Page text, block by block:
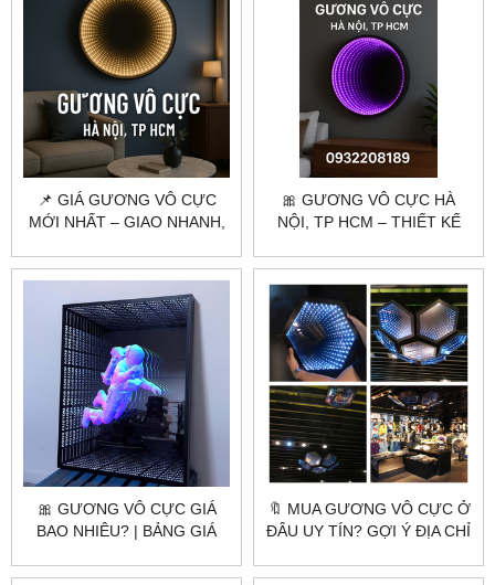
📌 GIÁ GƯƠNG VÔ CỰC
MỚI NHẤT – GIAO NHANH,
🎀 GƯƠNG VÔ CỰC HÀ
NỘI, TP HCM – THIẾT KẾ
NƠI
🎀 GƯƠNG VÔ CỰC GIÁ
BAO NHIÊU? | BẢNG GIÁ
CITYBUILDING
🔖 MUA GƯƠNG VÔ CỰC Ở
ĐÂU UY TÍN? GỢI Ý ĐỊA CHỈ
GỐC